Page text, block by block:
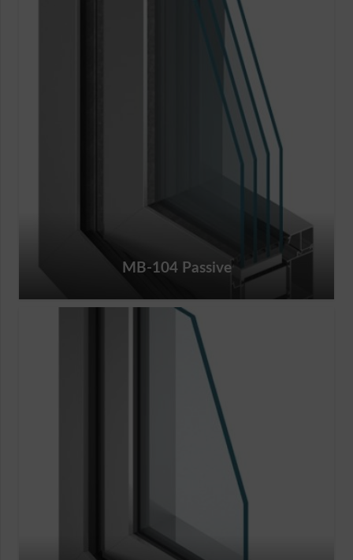
MB-104 Passive